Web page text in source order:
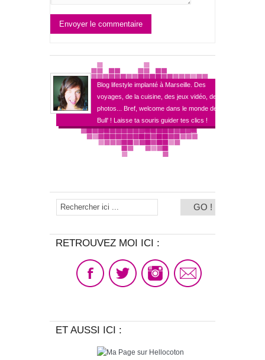
Envoyer le commentaire
Blog lifestyle implanté à Marseille. Des
voyages, de la cuisine, des jeux vidéo, des
photos... Bref, welcome dans le monde de
Bull' ! Laisse ta souris guider tes clics !
RETROUVEZ MOI ICI :
ET AUSSI ICI :